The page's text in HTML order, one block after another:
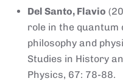
Del Santo, Flavio
role in the quantum
philosophy and
Studies in History
Physics, 67: 78-88.